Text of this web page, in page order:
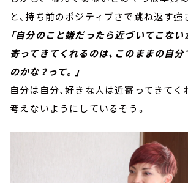
と、持ち前のポジティブさで跳ね返す強
「自分のこと嫌だったら近づいてこない
寄ってきてくれるのは、このままの自
のかな？って。」
自分は自分、好きな人は近寄ってきてく
考えないようにしているそう。